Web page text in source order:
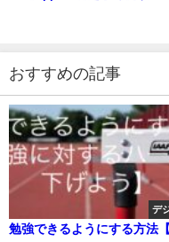
おすすめの記事
デ
勉強できるようにする方法